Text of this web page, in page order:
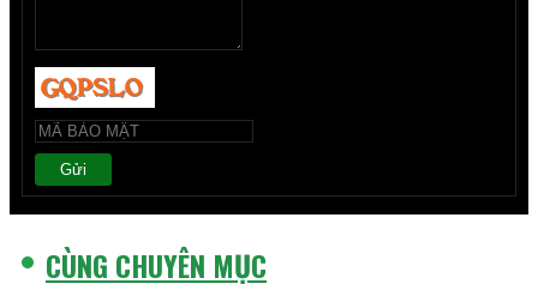
Gửi
CÙNG CHUYÊN MỤC